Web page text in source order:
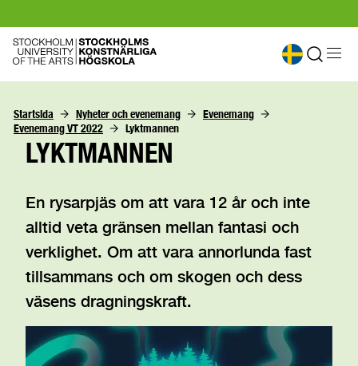
Startsida Nyheter och evenemang
Evenemang
Evenemang VT 2022
Lyktmannen
LYKTMANNEN
En rysarpjäs om att vara 12 år och inte
alltid veta gränsen mellan fantasi och
verklighet. Om att vara annorlunda fast
tillsammans och om skogen och dess
väsens dragningskraft.